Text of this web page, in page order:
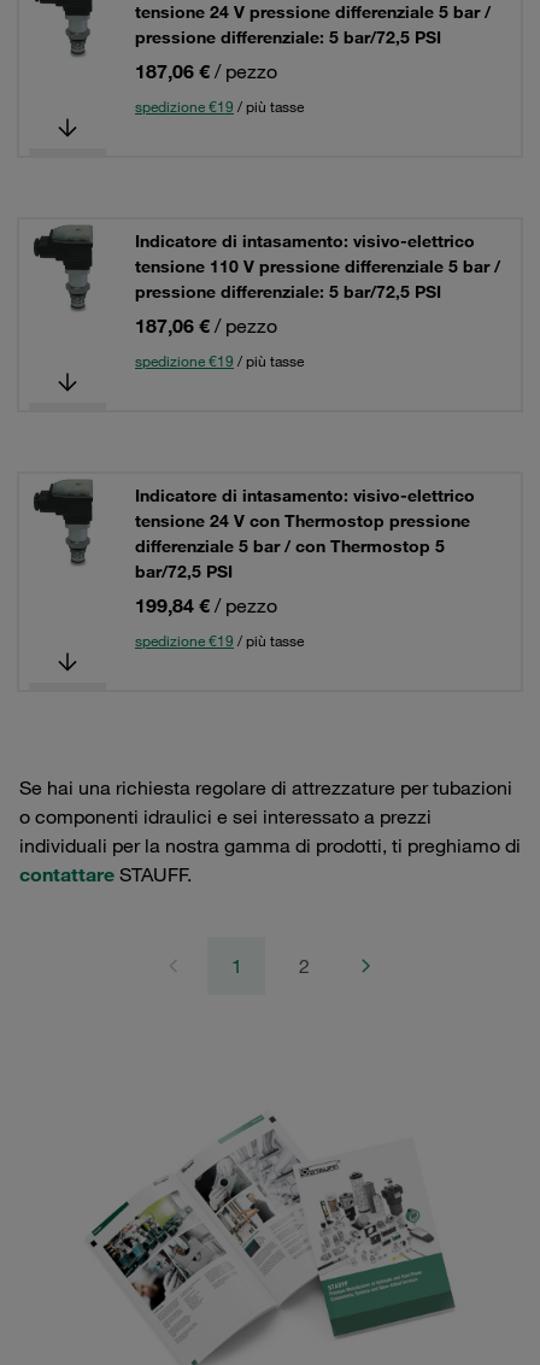
tensione 24 V pressione differenziale 5 bar /
pressione differenziale: 5 bar/72,5 PSI
187,06 € / pezzo
spedizione €19 / più tasse
Indicatore di intasamento: visivo-elettrico
tensione 110 V pressione differenziale 5 bar /
pressione differenziale: 5 bar/72,5 PSI
187,06 € / pezzo
spedizione €19 / più tasse
Indicatore di intasamento: visivo-elettrico
tensione 24 V con Thermostop pressione
differenziale 5 bar / con Thermostop 5
bar/72,5 PSI
199,84 € / pezzo
spedizione €19 / più tasse
Se hai una richiesta regolare di attrezzature per tubazioni
o componenti idraulici e sei interessato a prezzi
individuali per la nostra gamma di prodotti, ti preghiamo di
contattare STAUFF.
1 2